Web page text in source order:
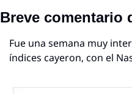
Breve comentario
Fue una semana muy
índices cayeron, con el